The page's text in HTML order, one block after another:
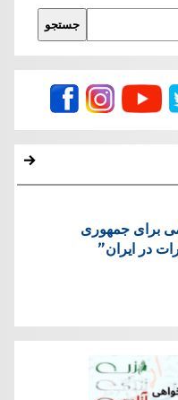
جستجو
برای جمهوری
در ايران”